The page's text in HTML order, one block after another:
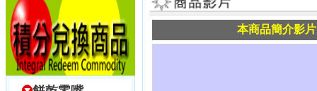
本商品簡介影片